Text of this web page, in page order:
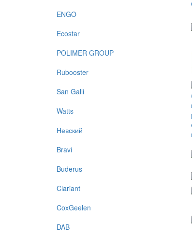
ENGO
Ecostar
POLIMER GROUP
Rubooster
San Galli
Watts
Невский
Bravi
Buderus
Clariant
CoxGeelen
DAB